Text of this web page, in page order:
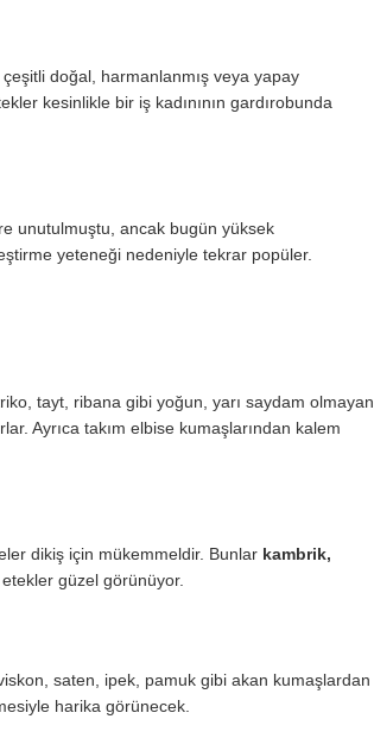
doğal, harmanlanmış veya yapay
kesinlikle bir iş kadınının gardırobunda
unutulmuştu, ancak bugün yüksek
yeteneği nedeniyle tekrar popüler.
tayt, ribana gibi yoğun, yarı saydam olmayan
Ayrıca takım elbise kumaşlarından kalem
dikiş için mükemmeldir. Bunlar kambrik,
güzel görünüyor.
saten, ipek, pamuk gibi akan kumaşlardan
harika görünecek.